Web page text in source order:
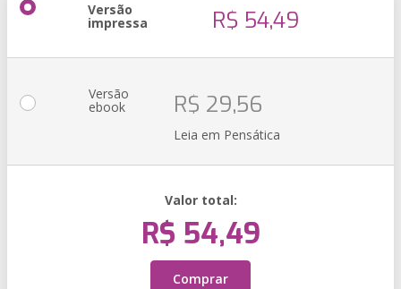
Versão
impressa R$ 54,49
Versão
ebook R$ 29,56
Leia em Pensática
Valor total:
R$ 54,49
Comprar